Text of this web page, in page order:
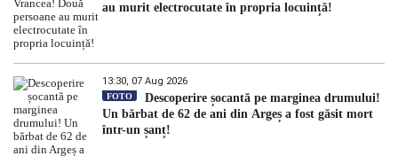
au murit electrocutate în propria locuință!
13:30, 07 Aug 2026
FOTO
Descoperire șocantă pe marginea drumului!
Un bărbat de 62 de ani din Argeș a fost găsit mort
într-un șanț!